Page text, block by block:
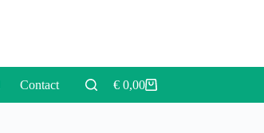
Contact Winkelwagen
€0,00